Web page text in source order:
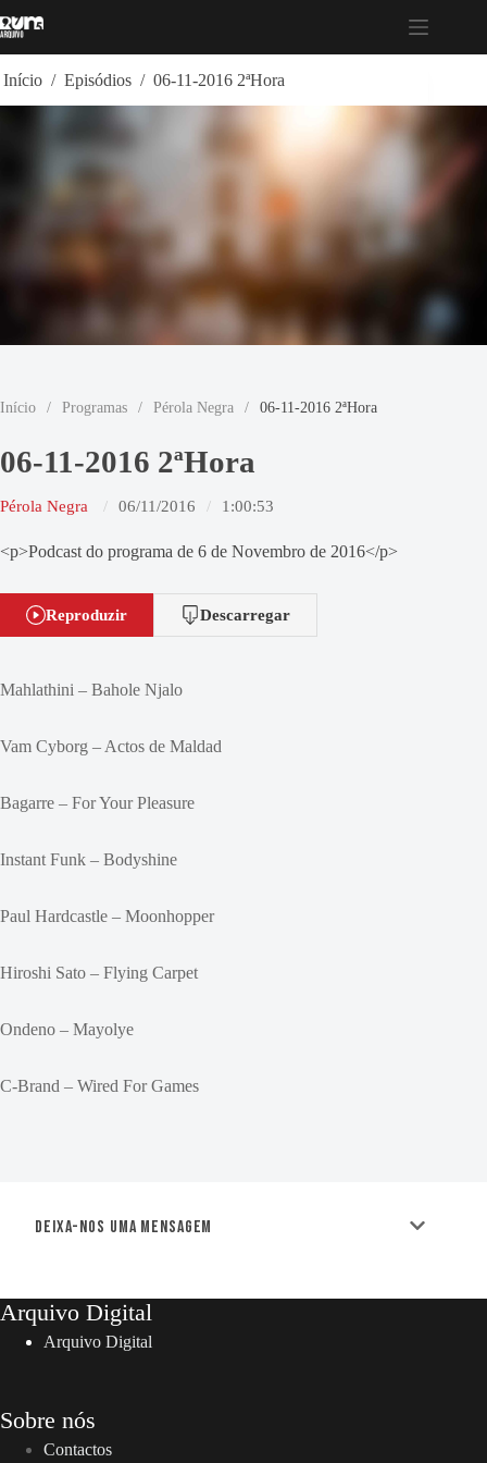
para
Início / Episódios / 06-11-2016 2ªHora
Início / Programas / Pérola Negra / 06-11-2016 2ªHora
06-11-2016 2ªHora
Pérola Negra 06/11/2016 1:00:53
<p>Podcast do programa de 6 de Novembro de 2016</p>
Reproduzir Descarregar
Mahlathini – Bahole Njalo
Vam Cyborg – Actos de Maldad
Bagarre – For Your Pleasure
Instant Funk – Bodyshine
Paul Hardcastle – Moonhopper
Hiroshi Sato – Flying Carpet
Ondeno – Mayolye
C-Brand – Wired For Games
Deixa-nos uma mensagem
Arquivo Digital
Arquivo Digital
Sobre nós
Contactos